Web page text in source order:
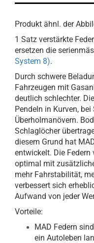
Produkt ähnl. der
1 Satz verstärkte
ersetzen die
System 8).
Durch schwere
Fahrzeugen mit
deutlich schlechter.
Pendeln in Kurven,
Überholmanövern.
Schlaglöcher
diesem Grund hat
entwickelt. Die Federn
optimal mit
mehr Fahrstabilität,
verbessert sich
Aufwand von jeder
Vorteile:
MAD Federn
ein Autoleben